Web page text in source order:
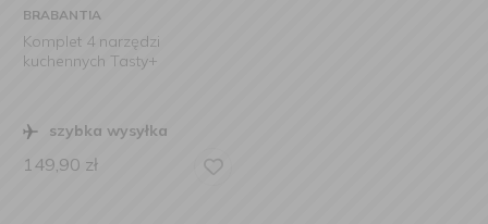
BRABANTIA
Komplet 4 narzędzi
kuchennych Tasty+
szybka wysyłka
149,90 zł